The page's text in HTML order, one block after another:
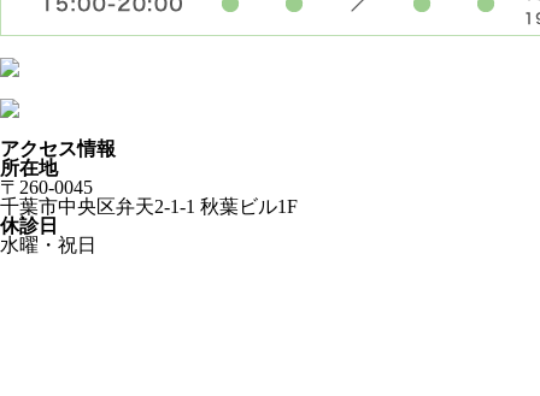
アクセス情報
所在地
〒260-0045
千葉市中央区弁天2-1-1 秋葉ビル1F
休診日
水曜・祝日